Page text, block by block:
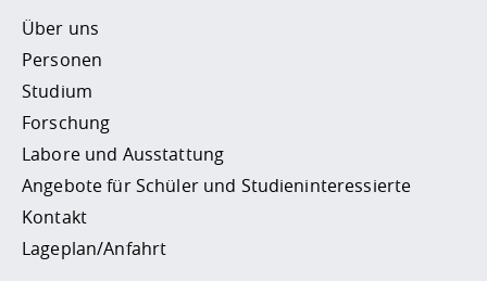
Über uns
Personen
Studium
Forschung
Labore und Ausstattung
Angebote für Schüler und Studieninteressierte
Kontakt
Lageplan/Anfahrt